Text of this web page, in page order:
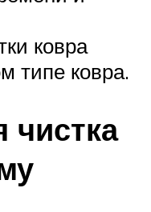
ковра
типе ковра.